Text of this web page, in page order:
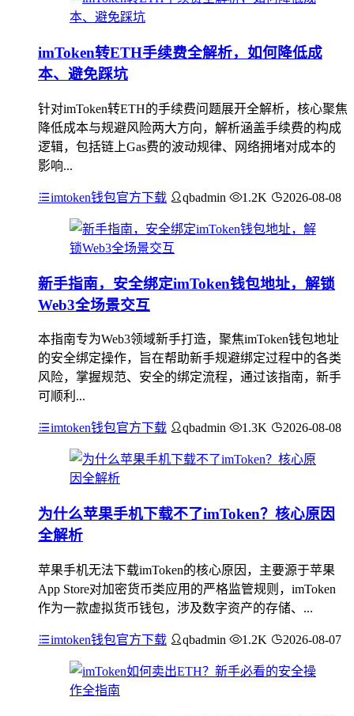
imToken转ETH手续费全解析，如何降低成
本、避免踩坑
针对imToken转ETH的手续费问题展开全解析，核心聚焦
降低成本与规避风险两大方向，解析涵盖手续费的构成
逻辑，包括链上Gas费的波动规律、网络拥堵对成本的
影响...
imtoken钱包官方下载 qbadmin 1.2K 2026-08-08
新手指南，安全绑定imToken钱包地址，解锁
Web3全场景交互
本指南专为Web3领域新手打造，聚焦imToken钱包地址
的安全绑定操作，旨在帮助新手规避绑定过程中的各类
风险，掌握规范、安全的绑定流程，通过该指南，新手
可顺利...
imtoken钱包官方下载 qbadmin 1.3K 2026-08-08
为什么苹果手机下载不了imToken？核心原因
全解析
苹果手机无法下载imToken的核心原因，主要源于苹果
App Store对加密货币类应用的严格监管规则，imToken
作为一款虚拟货币钱包，涉及数字资产的存储、...
imtoken钱包官方下载 qbadmin 1.2K 2026-08-07